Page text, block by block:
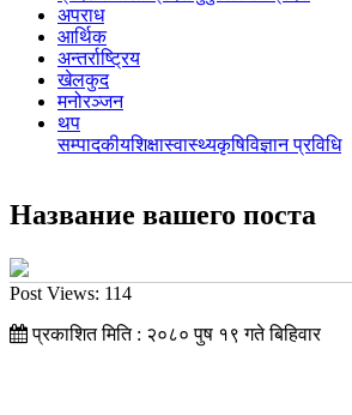
अपराध
आर्थिक
अन्तर्राष्ट्रिय
खेलकुद
मनोरञ्जन
थप
सम्पादकीयशिक्षास्वास्थ्यकृषिविज्ञान प्रविधि
Название вашего поста
Post Views: 114
प्रकाशित मिति : २०८० पुष १९ गते बिहिवार